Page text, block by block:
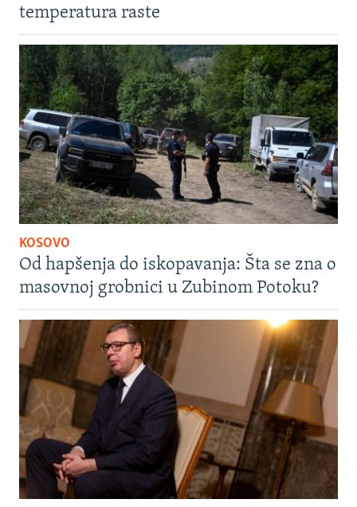
temperatura raste
KOSOVO
Od hapšenja do iskopavanja: Šta se zna o
masovnoj grobnici u Zubinom Potoku?